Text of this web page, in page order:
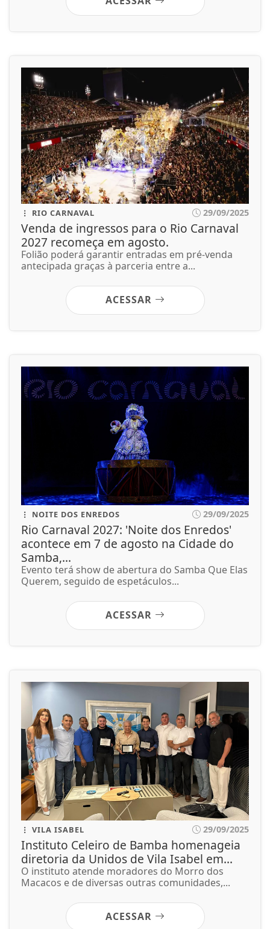
RIO CARNAVAL 29/09/2025
Venda de ingressos para o Rio Carnaval
2027 recomeça em agosto.
Folião poderá garantir entradas em pré-venda
antecipada graças à parceria entre a...
ACESSAR
NOITE DOS ENREDOS 29/09/2025
Rio Carnaval 2027: 'Noite dos Enredos'
acontece em 7 de agosto na Cidade do
Samba,...
Evento terá show de abertura do Samba Que Elas
Querem, seguido de espetáculos...
ACESSAR
VILA ISABEL 29/09/2025
Instituto Celeiro de Bamba homenageia
diretoria da Unidos de Vila Isabel em...
O instituto atende moradores do Morro dos
Macacos e de diversas outras comunidades,...
ACESSAR